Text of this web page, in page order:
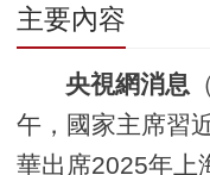
主要內容
央視網消息
午，國家主席習
華出席2025年上